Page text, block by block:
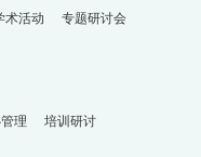
术活动
专题研讨会
理
培训研讨